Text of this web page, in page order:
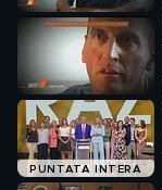
PUNTATA INTERA